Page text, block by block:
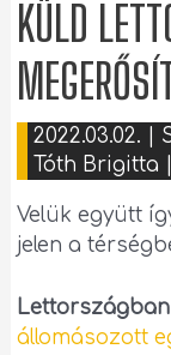
KÜLD
2022.03.02.
Tóth Brigitta
Velük együtt
jelen a
Lettországban
állomásozott